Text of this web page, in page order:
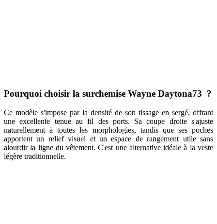
Pourquoi choisir la surchemise Wayne Daytona73 ?
Ce modèle s'impose par la densité de son tissage en sergé, offrant
une excellente tenue au fil des ports. Sa coupe droite s'ajuste
naturellement à toutes les morphologies, tandis que ses poches
apportent un relief visuel et un espace de rangement utile sans
alourdir la ligne du vêtement. C'est une alternative idéale à la veste
légère traditionnelle.